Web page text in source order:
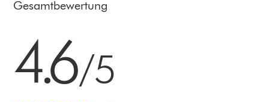
Gesamtbewertung
4.6/5